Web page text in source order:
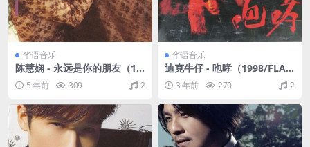
华语音乐
陈慧娴 - 永远是你的朋友（19
89/FLAC/分轨/283M）
5 年前 309 2
华语音乐
迪克牛仔 - 咆哮（1998/FLA
C/分轨/314M）
3 年前 270 2